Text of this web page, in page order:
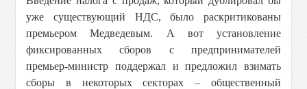
уже существующий НДС, было раскритикованы
премьером Медведевым. А вот установление
фиксированных сборов с предпринимателей
премьер-министр поддержал и предложил взимать
сборы в некоторых секторах – общественный